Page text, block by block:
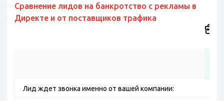
Сравнение лидов на банкротство с рекламы в
Директе и от поставщиков трафика
Лид ждет звонка именно от вашей компании: